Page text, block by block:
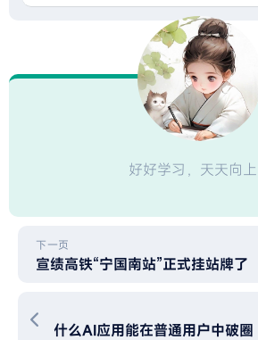
好好学习，天天向上
下一页
宣绩高铁“宁国南站”正式挂站牌了
什么AI应用能在普通用户中破圈